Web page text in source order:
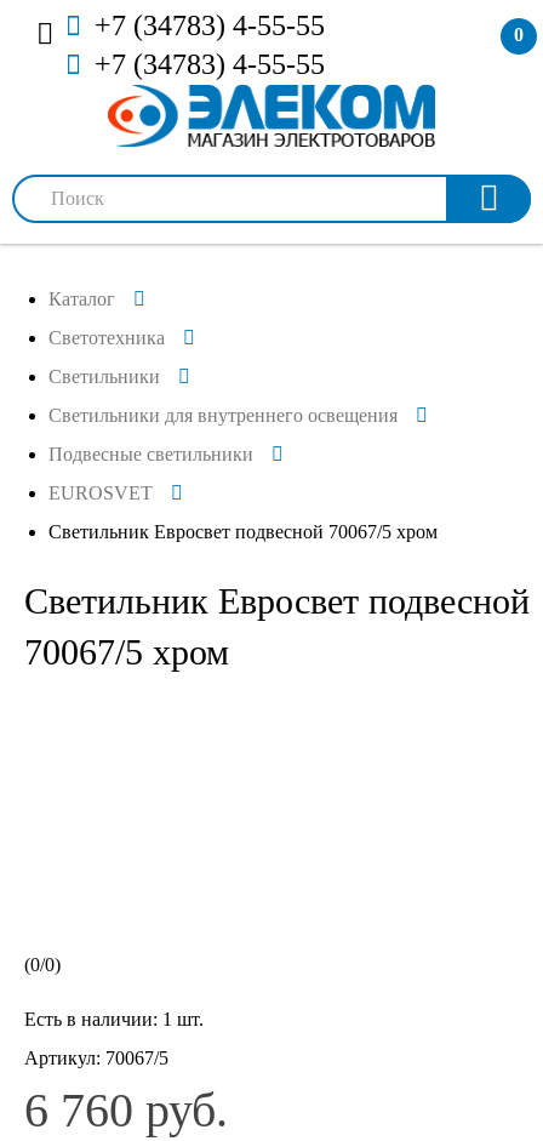
+7 (34783) 4-55-55
+7 (34783) 4-55-55
0
Каталог
Светотехника
Светильники
Светильники для внутреннего освещения
Подвесные светильники
EUROSVET
Светильник Евросвет подвесной 70067/5 хром
Светильник Евросвет подвесной
70067/5 хром
(0/0)
Есть в наличии: 1 шт.
Артикул: 70067/5
6 760 руб.